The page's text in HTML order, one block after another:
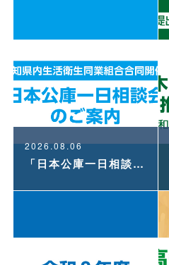
2026.08.06
「日本公庫一日相談会」のご案内